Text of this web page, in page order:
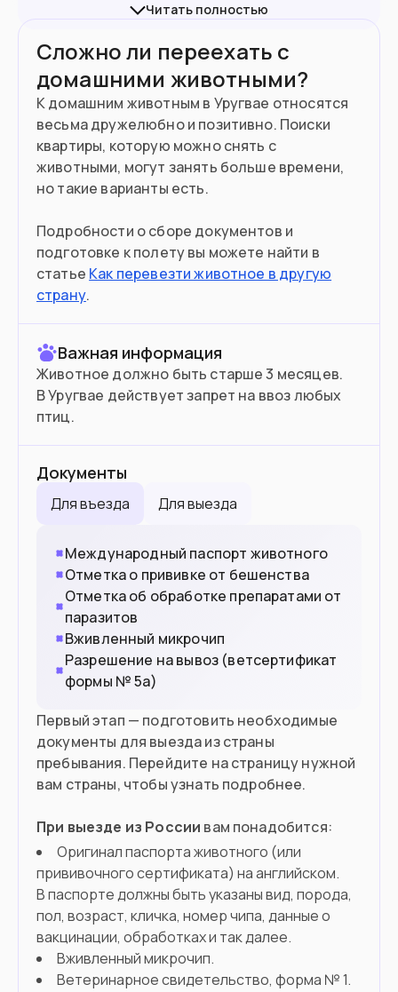
Вы работаете удаленно
Вы ждете ребенка и готовы рожать его
здесь
У вас есть пассивный доход от $1,200
Вы готовы открыть тут бизнес
Хотите быстро получить паспорт
Въезд в страну
Документ
Виза 90 дней без визы
Читать полностью
Сложно ли переехать с
домашними животными?
К домашним животным в Уругвае относятся
весьма дружелюбно и позитивно. Поиски
квартиры, которую можно снять с
животными, могут занять больше времени,
но такие варианты есть.
Подробности о сборе документов и
подготовке к полету вы можете найти в
статье Как перевезти животное в другую
страну.
Важная информация
Животное должно быть старше 3 месяцев.
В Уругвае действует запрет на ввоз любых
птиц.
Документы
Для въезда Для выезда
Международный паспорт животного
Отметка о прививке от бешенства
Отметка об обработке препаратами от
паразитов
Вживленный микрочип
Разрешение на вывоз (ветсертификат
формы № 5а)
Первый этап — подготовить необходимые
документы для выезда из страны
пребывания. Перейдите на страницу нужной
вам страны, чтобы узнать подробнее.
При выезде из России вам понадобится:
Оригинал паспорта животного (или
прививочного сертификата) на английском.
В паспорте должны быть указаны вид, порода,
пол, возраст, кличка, номер чипа, данные о
вакцинации, обработках и так далее.
Вживленный микрочип.
Ветеринарное свидетельство, форма № 1.